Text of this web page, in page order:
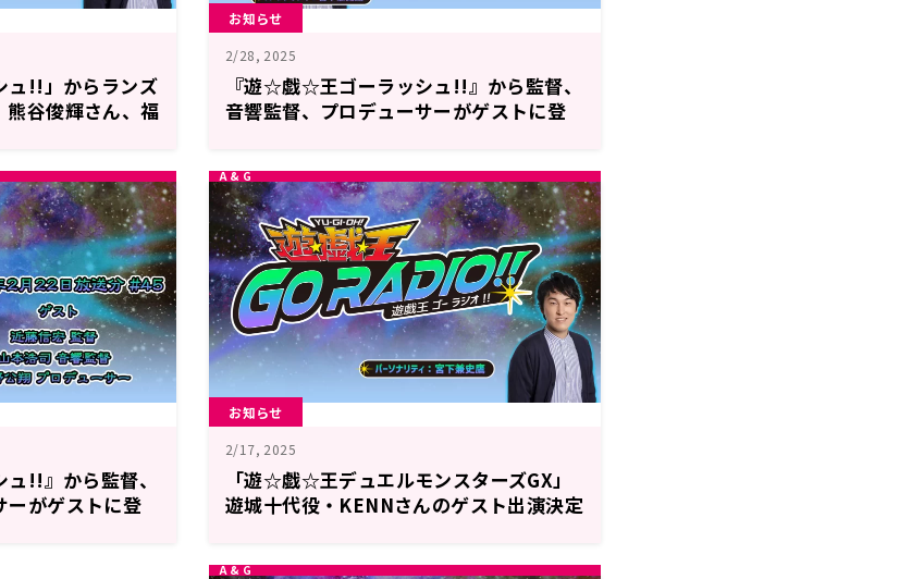
ュ!!」からランズ
熊谷俊輝さん、福
お知らせ
2/28, 2025
『遊☆戯☆王ゴーラッシュ!!』から監督、
音響監督、プロデューサーがゲストに登
!!』から監督、
ーがゲストに登
お知らせ
2/17, 2025
「遊☆戯☆王デュエルモンスターズGX」
遊城十代役・KENNさんのゲスト出演決定